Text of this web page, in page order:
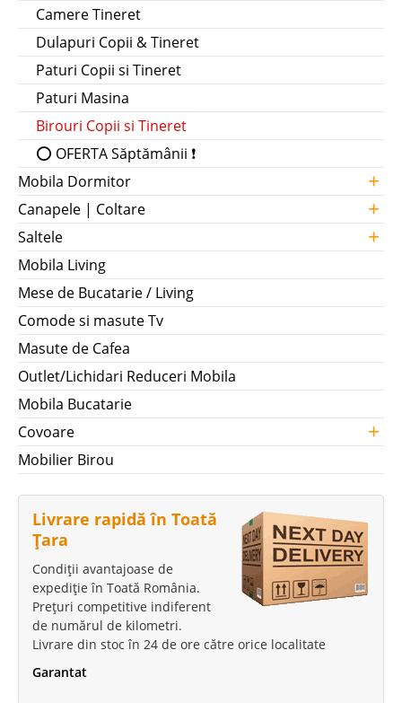
Camere Tineret
Dulapuri Copii & Tineret
Paturi Copii si Tineret
Paturi Masina
Birouri Copii si Tineret
⭕ OFERTA Săptămânii ❗
Mobila Dormitor
+
Canapele | Coltare +
Saltele +
Mobila Living
Mese de Bucatarie / Living
Comode si masute Tv
Masute de Cafea
Outlet/Lichidari Reduceri Mobila
Mobila Bucatarie
Covoare
+
Mobilier Birou
Livrare rapidă în Toată
Țara
Condiții avantajoase de
expediție în Toată România.
Prețuri competitive indiferent
de numărul de kilometri.
Livrare din stoc în 24 de ore către orice localitate
Garantat